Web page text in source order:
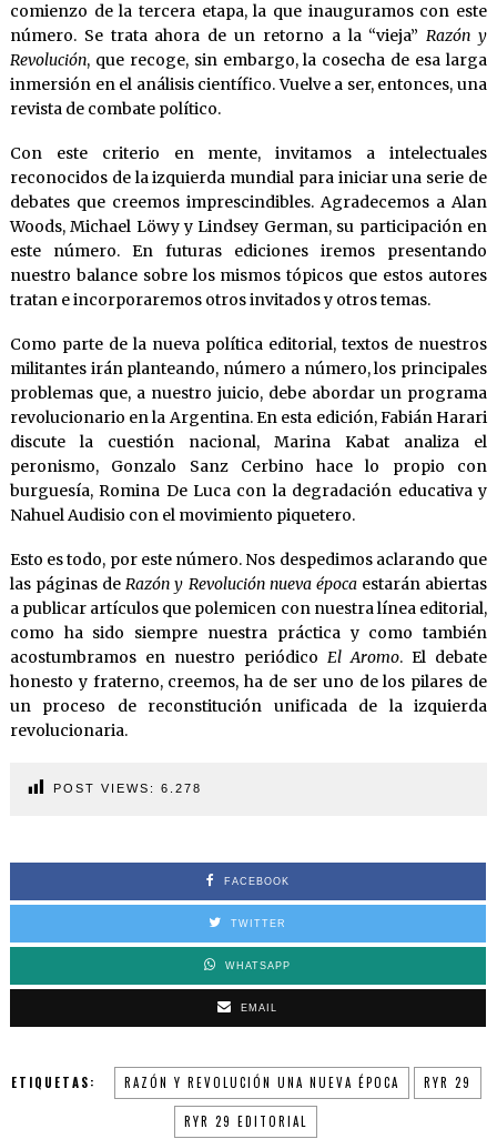
comienzo de la tercera etapa, la que inauguramos con este
número. Se trata ahora de un retorno a la “vieja”Razón y
Revolución, que recoge, sin embargo, la cosecha de esa larga
inmersión en el análisis científico. Vuelve a ser, entonces, una
revista de combate político.
Con este criterio en mente, invitamos a intelectuales
reconocidos de la izquierda mundial para iniciar una serie de
debates que creemos imprescindibles. Agradecemos a Alan
Woods, Michael Löwy y Lindsey German, su participación en
este número. En futuras ediciones iremos presentando
nuestro balance sobre los mismos tópicos que estos autores
tratan e incorporaremos otros invitados y otros temas.
Como parte de la nueva política editorial, textos de nuestros
militantes irán planteando, número a número, los principales
problemas que, a nuestro juicio, debe abordar un programa
revolucionario en la Argentina. En esta edición, Fabián Harari
discute la cuestión nacional, Marina Kabat analiza el
peronismo, Gonzalo Sanz Cerbino hace lo propio con
burguesía, Romina De Luca con la degradación educativa y
Nahuel Audisio con el movimiento piquetero.
Esto es todo, por este número. Nos despedimos aclarando que
las páginas deRazón y Revolución nueva épocaestarán abiertas
a publicar artículos que polemicen con nuestra línea editorial,
como ha sido siempre nuestra práctica y como también
acostumbramos en nuestro periódico El Aromo. El debate
honesto y fraterno, creemos, ha de ser uno de los pilares de
un proceso de reconstitución unificada de la izquierda
revolucionaria.
POST VIEWS: 6.278
FACEBOOK
TWITTER
WHATSAPP
EMAIL
ETIQUETAS: RAZÓN Y REVOLUCIÓN UNA NUEVA ÉPOCA RYR 29
RYR 29 EDITORIAL